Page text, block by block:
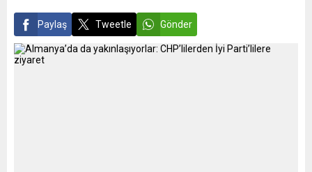
Paylaş Tweetle Gönder